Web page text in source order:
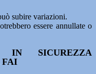
subire variazioni.
essere annullate o
SICUREZZA
FAI